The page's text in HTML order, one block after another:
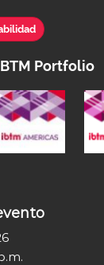
Portfolio